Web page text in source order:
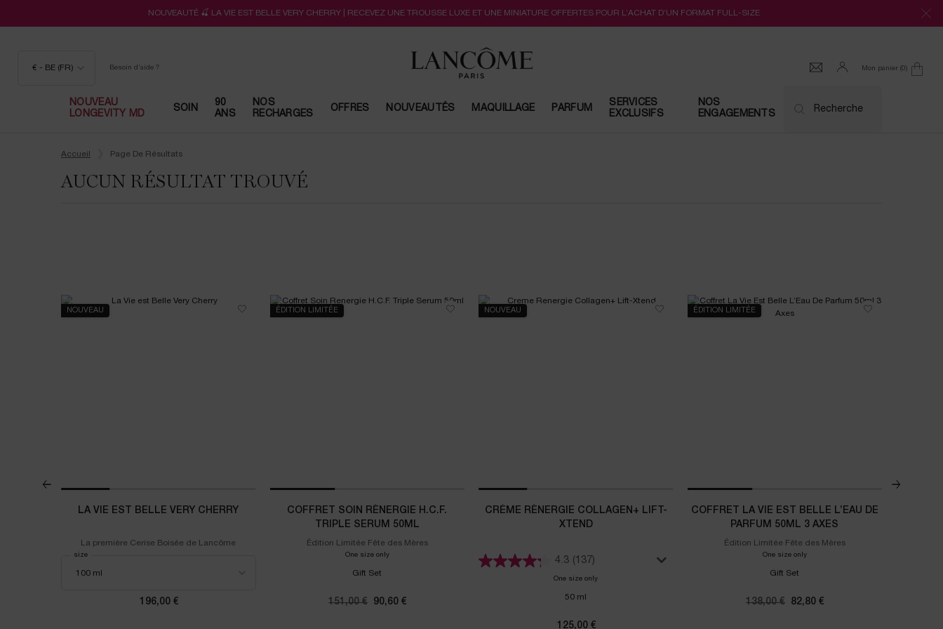
NOUVEAUTÉ 🍒 LA VIE EST BELLE VERY CHERRY | RECEVEZ UNE TROUSSE LUXE ET UNE MINIATURE OFFERTES POUR L’ACHAT D’UN FORMAT FULL-SIZE
€ - BE (FR) Besoin d'aide ? Mon panier 0
0 produit
NOUVEAU
LONGEVITY MD
SOIN
90
ANS
NOS
RECHARGES
OFFRES NOUVEAUTÉS MAQUILLAGE PARFUM
SERVICES
EXCLUSIFS
NOS
ENGAGEMENTS
Recherche
Accueil
Page De Résultats
AUCUN RÉSULTAT TROUVÉ
NOUVEAU
LA VIE EST BELLE VERY CHERRY
La première Cerise Boisée de Lancôme
Select a
size
196,00 €
ÉDITION LIMITÉE
COFFRET SOIN RÉNERGIE H.C.F.
TRIPLE SERUM 50ML
Édition Limitée Fête des Mères
One size onlyfor Coffret Soin Rénergie H.C.F. Triple Serum 50ml
Gift Set
Ancien prix
151,00 € Nouveau prix
90,60 €
NOUVEAU
CRÈME RÉNERGIE COLLAGEN+ LIFT-
XTEND
4.3 (137)
One size only
50 ml
125,00 €
ÉDITION LIMITÉE
COFFRET LA VIE EST BELLE L’EAU DE
PARFUM 50ML 3 AXES
Édition Limitée Fête des Mères
One size onlyfor Coffret La Vie Est Belle L’Eau De
Gift Set
Ancien prix
138,00 € Nouveau prix
82,80 €